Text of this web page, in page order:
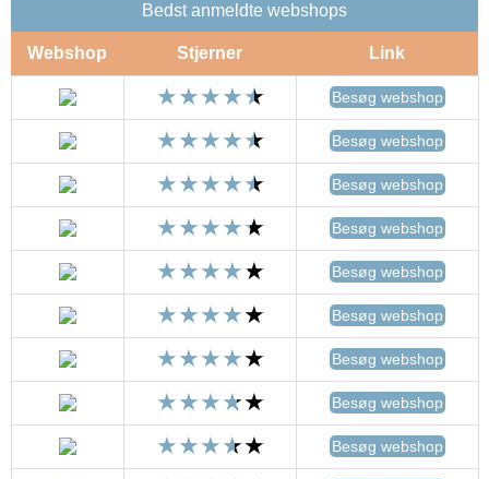
Bedst anmeldte webshops
Webshop Stjerner Link
Besøg webshop
Besøg webshop
Besøg webshop
Besøg webshop
Besøg webshop
Besøg webshop
Besøg webshop
Besøg webshop
Besøg webshop